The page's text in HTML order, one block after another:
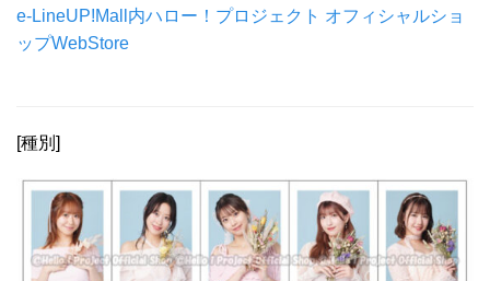
e-LineUP!Mall内ハロー！プロジェクト オフィシャルショ
ップWebStore
[種別]